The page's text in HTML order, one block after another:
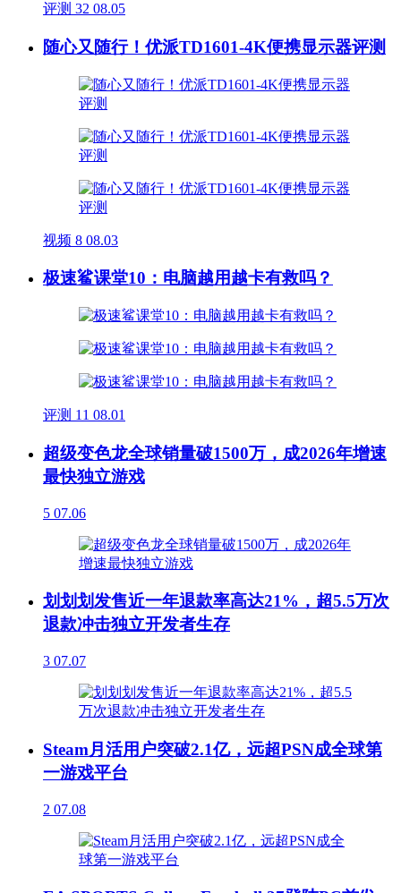
评测 32 08.05
随心又随行！优派TD1601-4K便携显示器评测
视频 8 08.03
极速鲨课堂10：电脑越用越卡有救吗？
评测 11 08.01
超级变色龙全球销量破1500万，成2026年增速
最快独立游戏
5 07.06
划划划发售近一年退款率高达21%，超5.5万次
退款冲击独立开发者生存
3 07.07
Steam月活用户突破2.1亿，远超PSN成全球第
一游戏平台
2 07.08